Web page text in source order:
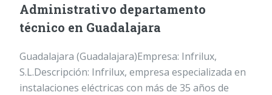
Administrativo departamento
técnico en Guadalajara
Guadalajara (Guadalajara)Empresa: Infrilux,
S.L.Descripción: Infrilux, empresa especializada en
instalaciones eléctricas con más de 35 años de